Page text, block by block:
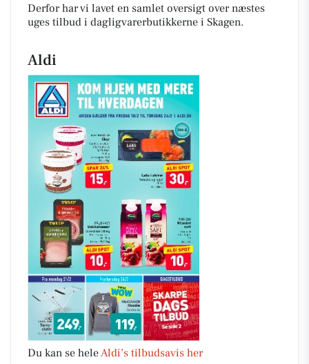
Derfor har vi lavet en samlet oversigt over næstes
uges tilbud i dagligvarerbutikkerne i Skagen.
Aldi
Du kan se heleAldi’s tilbudsavis her